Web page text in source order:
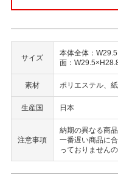
サイズ
本体全体：
面：
素材 ポリエステル、紙
生産国 日本
注意事項
納期の異なる商
一番遅い商品に
っておりません